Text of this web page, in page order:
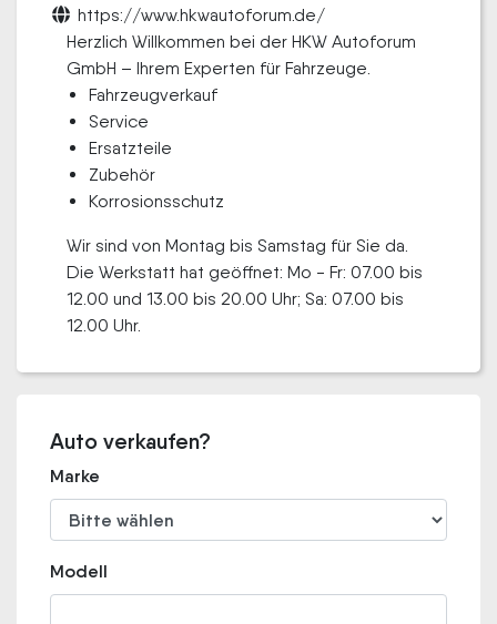
https://www.hkwautoforum.de/
Herzlich Willkommen bei der HKW Autoforum
GmbH – Ihrem Experten für Fahrzeuge.
Fahrzeugverkauf
Service
Ersatzteile
Zubehör
Korrosionsschutz
Wir sind von Montag bis Samstag für Sie da.
Die Werkstatt hat geöffnet: Mo - Fr: 07.00 bis
12.00 und 13.00 bis 20.00 Uhr; Sa: 07.00 bis
12.00 Uhr.
Auto verkaufen?
Marke
Modell